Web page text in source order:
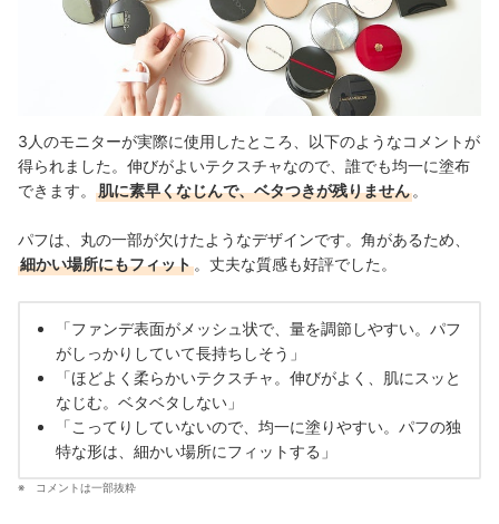
3人のモニターが実際に使用したところ、以下のようなコメントが
得られました。伸びがよいテクスチャなので、誰でも均一に塗布
できます。
肌に素早くなじんで、ベタつきが残りません 。
パフは、丸の一部が欠けたようなデザインです。角があるため、
細かい場所にもフィット 。丈夫な質感も好評でした。
「ファンデ表面がメッシュ状で、量を調節しやすい。パフ
がしっかりしていて長持ちしそう」
「ほどよく柔らかいテクスチャ。伸びがよく、肌にスッと
なじむ。ベタベタしない」
「こってりしていないので、均一に塗りやすい。パフの独
特な形は、細かい場所にフィットする」
コメントは一部抜粋